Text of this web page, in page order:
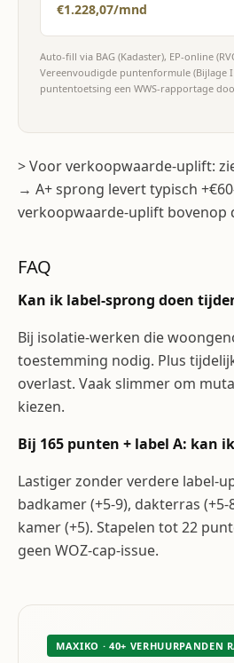
€1.228,07/mnd
Auto-fill via BAG (Kadaster), EP-online
Vereenvoudigde puntenformule (Bijlage
puntentoetsing een WWS-rapportage
> Voor verkoopwaarde-uplift:
→ A+ sprong levert typisch
verkoopwaarde-uplift bovenop
FAQ
Kan ik label-sprong doen
Bij isolatie-werken die
toestemming nodig. Plus
overlast. Vaak slimmer om
kiezen.
Bij 165 punten + label A: kan
Lastiger zonder verdere label-
badkamer (+5-9), dakterras
kamer (+5). Stapelen tot 22
geen WOZ-cap-issue.
MAXIKO · 40+ VERHUURPANDEN